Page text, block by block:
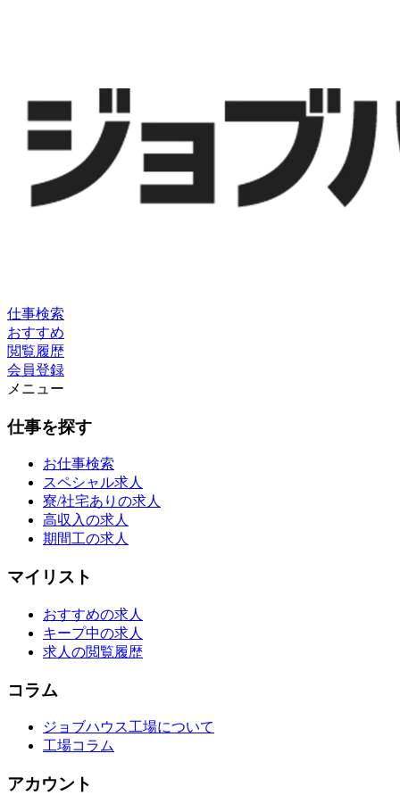
仕事検索
おすすめ
閲覧履歴
会員登録
メニュー
仕事を探す
お仕事検索
スペシャル求人
寮/社宅ありの求人
高収入の求人
期間工の求人
マイリスト
おすすめの求人
キープ中の求人
求人の閲覧履歴
コラム
ジョブハウス工場について
工場コラム
アカウント